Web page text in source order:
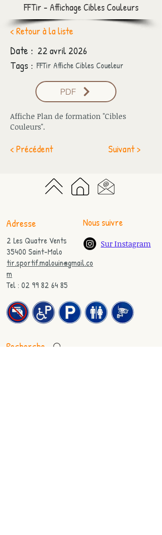
FFTir - Affichage Cibles Couleurs
< Retour à la liste
Date : 22 avril 2026
Tags : FFTir Affiche Cibles Coueleur
PDF
Affiche Plan de formation "Cibles
Couleurs".
< Précédent Suivant >
Adresse Nous suivre
2 Les Quatre Vents
35400 Saint-Malo
tir.sportif.malouin@gmail.co
m
Tel : 02 99 82 64 85
Sur Instagram
Recherche